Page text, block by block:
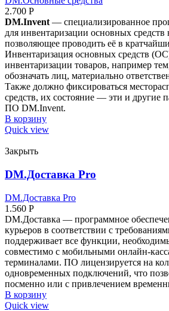
2.700 Р
DM.Invent— специализированное
для инвентаризации основных средств
позволяющее проводить её в
Инвентаризация основных средств
инвентаризации товаров, например
обозначать лиц, материально
Также должно фиксироваться
средств, их состояние — эти и другие
ПО DM.Invent.
В корзину
Quick view
Закрыть
DM.Доставка Pro
DM.Доставка Pro
1.560 Р
DM.Доставка — программное
курьеров в соответствии с
поддерживает все функции,
совместимо с мобильными онлайн-
терминалами. ПО лицензируется на
одновременных подключений, что
посменно или с привлечением
В корзину
Quick view